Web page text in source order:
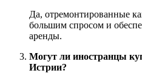
Да, отремонтированные
большим спросом и
аренды.
Могут ли иностранцы
Истрии?